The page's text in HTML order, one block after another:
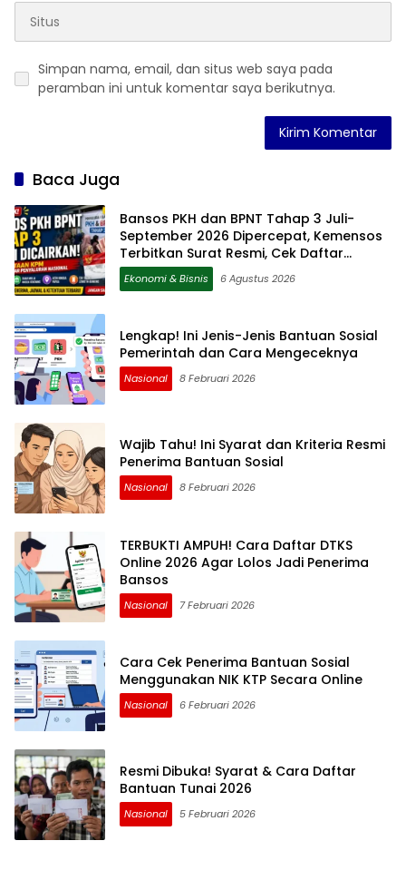
Simpan nama, email, dan situs web saya pada
peramban ini untuk komentar saya berikutnya.
Baca Juga
Bansos PKH dan BPNT Tahap 3 Juli-
September 2026 Dipercepat, Kemensos
Terbitkan Surat Resmi, Cek Daftar
Daerah dan Jadwal Pencairan
Ekonomi & Bisnis 6 Agustus 2026
Lengkap! Ini Jenis-Jenis Bantuan Sosial
Pemerintah dan Cara Mengeceknya
Nasional 8 Februari 2026
Wajib Tahu! Ini Syarat dan Kriteria Resmi
Penerima Bantuan Sosial
Nasional 8 Februari 2026
TERBUKTI AMPUH! Cara Daftar DTKS
Online 2026 Agar Lolos Jadi Penerima
Bansos
Nasional 7 Februari 2026
Cara Cek Penerima Bantuan Sosial
Menggunakan NIK KTP Secara Online
Nasional 6 Februari 2026
Resmi Dibuka! Syarat & Cara Daftar
Bantuan Tunai 2026
Nasional 5 Februari 2026